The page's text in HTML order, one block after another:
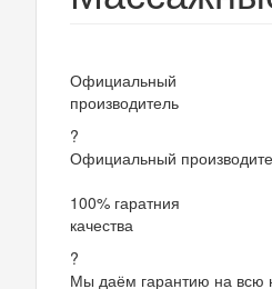
Официальный
производитель
?
Официальный
100% гаратния
качества
?
Мы даём гарантию на всю